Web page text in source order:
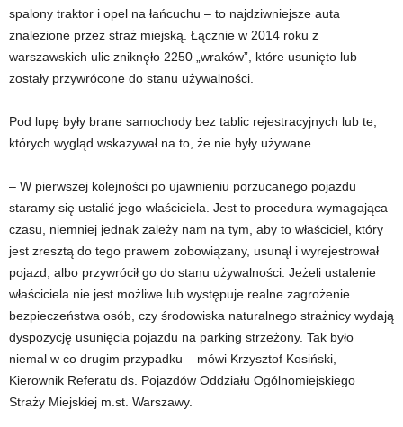
spalony traktor i opel na łańcuchu – to najdziwniejsze auta
znalezione przez straż miejską. Łącznie w 2014 roku z
warszawskich ulic zniknęło 2250 „wraków”, które usunięto lub
zostały przywrócone do stanu używalności.
Pod lupę były brane samochody bez tablic rejestracyjnych lub te,
których wygląd wskazywał na to, że nie były używane.
– W pierwszej kolejności po ujawnieniu porzucanego pojazdu
staramy się ustalić jego właściciela. Jest to procedura wymagająca
czasu, niemniej jednak zależy nam na tym, aby to właściciel, który
jest zresztą do tego prawem zobowiązany, usunął i wyrejestrował
pojazd, albo przywrócił go do stanu używalności. Jeżeli ustalenie
właściciela nie jest możliwe lub występuje realne zagrożenie
bezpieczeństwa osób, czy środowiska naturalnego strażnicy wydają
dyspozycję usunięcia pojazdu na parking strzeżony. Tak było
niemal w co drugim przypadku – mówi Krzysztof Kosiński,
Kierownik Referatu ds. Pojazdów Oddziału Ogólnomiejskiego
Straży Miejskiej m.st. Warszawy.